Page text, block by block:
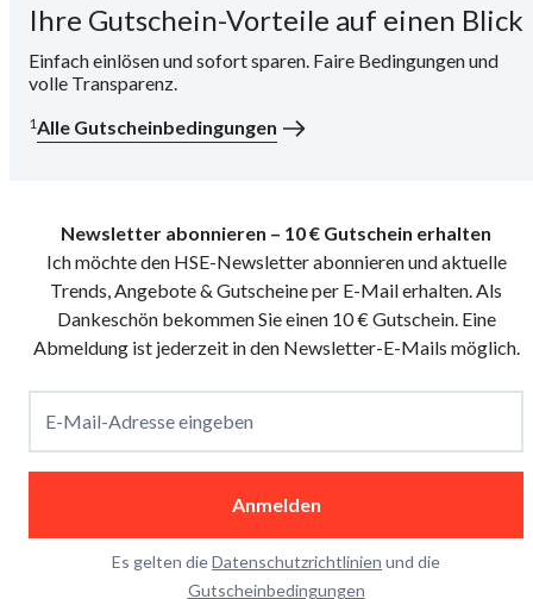
Ihre Gutschein-Vorteile auf einen Blick
Einfach einlösen und sofort sparen. Faire Bedingungen und
volle Transparenz.
1Alle Gutscheinbedingungen
Newsletter abonnieren – 10 € Gutschein erhalten
Ich möchte den HSE-Newsletter abonnieren und aktuelle
Trends, Angebote & Gutscheine per E-Mail erhalten. Als
Dankeschön bekommen Sie einen 10 € Gutschein. Eine
Abmeldung ist jederzeit in den Newsletter-E-Mails möglich.
E-Mail-Adresse eingeben
Anmelden
Es gelten dieDatenschutzrichtlinien und die
Gutscheinbedingungen